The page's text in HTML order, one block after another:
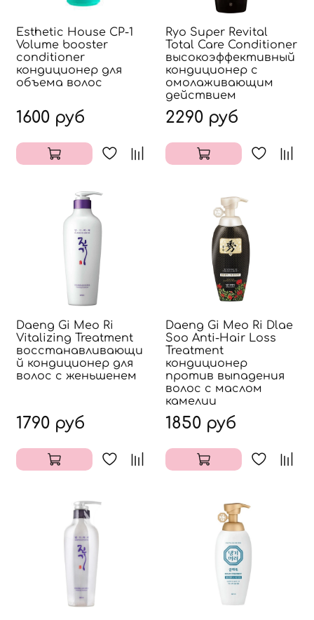
Esthetic House CP-1
Volume booster
conditioner
кондиционер для
объема волос
1600 руб
Ryo Super Revital
Total Care Conditioner
высокоэффективный
кондиционер с
омолаживающим
действием
2290 руб
Daeng Gi Meo Ri
Vitalizing Treatment
восстанавливающи
й кондиционер для
волос с женьшенем
1790 руб
Daeng Gi Meo Ri Dlae
Soo Anti-Hair Loss
Treatment
кондиционер
против выпадения
волос с маслом
камелии
1850 руб